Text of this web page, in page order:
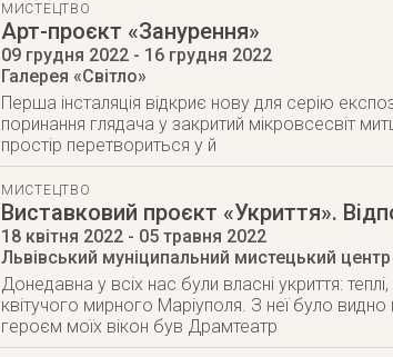
МИСТЕЦТВО
Арт-проєкт «Занурення»
09 грудня 2022 - 16 грудня 2022
Галерея «Світло»
Перша інсталяція відкриє нову для серію
поринання глядача у закритий мікровсесвіт
простір перетвориться у й
МИСТЕЦТВО
Виставковий проєкт «Укриття».
18 квітня 2022 - 05 травня 2022
Львівський муніципальний мистецький центр
Донедавна у всіх нас були власні укриття:
квітучого мирного Маріуполя. З неї було
героєм моїх вікон був Драмтеатр